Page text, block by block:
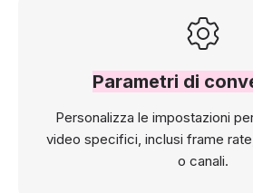
Parametri di
Personalizza le impostazioni
video specifici, inclusi frame
o canali.